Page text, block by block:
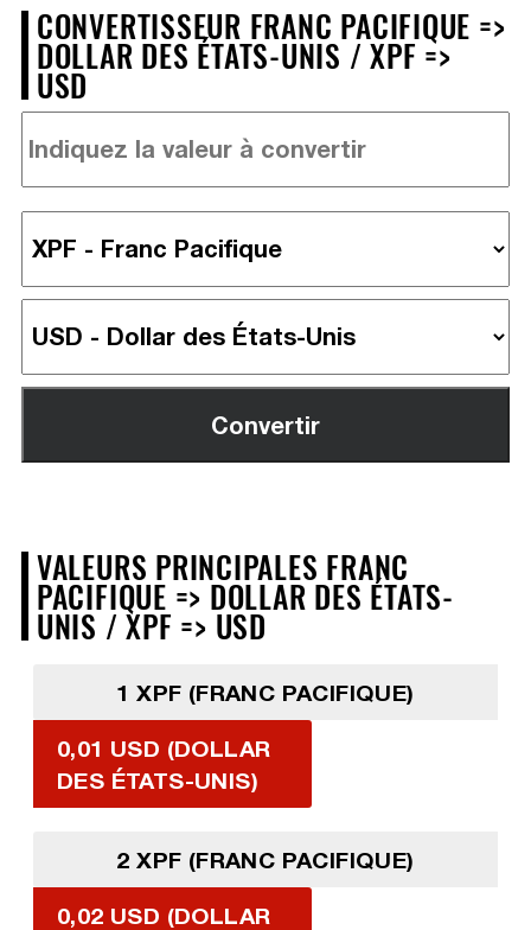
CONVERTISSEUR FRANC PACIFIQUE =>
DOLLAR DES ÉTATS-UNIS / XPF =>
USD
VALEURS PRINCIPALES FRANC
PACIFIQUE => DOLLAR DES ÉTATS-
UNIS / XPF => USD
1 XPF (FRANC PACIFIQUE)
0,01 USD (DOLLAR
DES ÉTATS-UNIS)
2 XPF (FRANC PACIFIQUE)
0,02 USD (DOLLAR